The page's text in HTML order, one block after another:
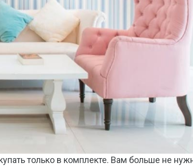
только в комплекте. Вам больше не